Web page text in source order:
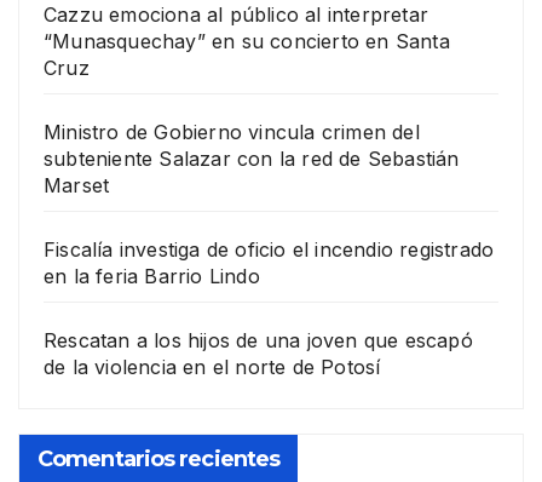
Cazzu emociona al público al interpretar
“Munasquechay” en su concierto en Santa
Cruz
Ministro de Gobierno vincula crimen del
subteniente Salazar con la red de Sebastián
Marset
Fiscalía investiga de oficio el incendio registrado
en la feria Barrio Lindo
Rescatan a los hijos de una joven que escapó
de la violencia en el norte de Potosí
Comentarios recientes